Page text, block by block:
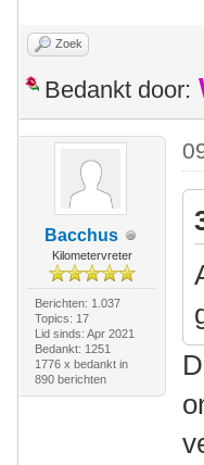
Zoek
Bedankt door:
Bacchus
Kilometervreter
Berichten: 1.037
Topics: 17
Lid sinds: Apr 2021
Bedankt: 1251
1776 x bedankt in
890 berichten